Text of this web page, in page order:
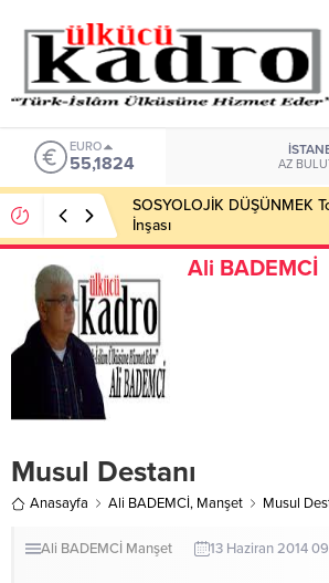
ALTIN
6.662,10 AZ
SOSYOLOJİK DÜŞÜNMEK
İnşası
Ali BADEMCİ
Musul Destanı
Anasayfa Ali BADEMCİ, Manşet Musul
Ali BADEMCİ Manşet 13 Haziran 2014